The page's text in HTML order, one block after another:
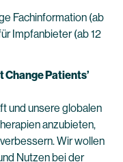
Fachinformation (ab
Impfanbieter (ab 12
Patients’
und unsere globalen
anzubieten,
Wir wollen
Nutzen bei der